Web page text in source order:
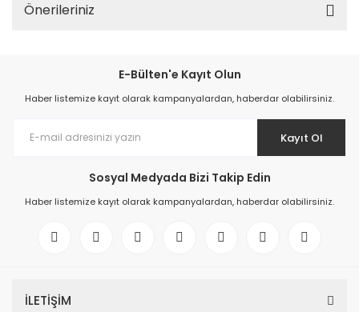
Önerileriniz
E-Bülten'e Kayıt Olun
Haber listemize kayıt olarak kampanyalardan, haberdar olabilirsiniz.
Kayıt Ol
Sosyal Medyada Bizi Takip Edin
Haber listemize kayıt olarak kampanyalardan, haberdar olabilirsiniz.
İLETİŞİM